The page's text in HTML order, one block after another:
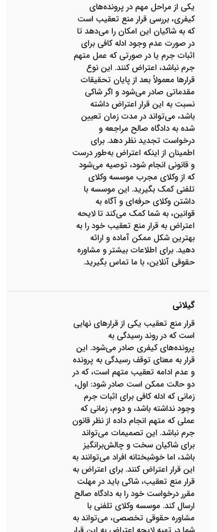
یکی از مراحل مهم در پرونده‌های
کیفری، بررسی قرار منع تعقیب است
که به شاکیان این امکان را می‌دهد تا
در صورت عدم وجود ادله کافی برای
اثبات جرم یا در صورتی که عمل متهم
جرم نباشد، اعتراض کنند. این نوع
قرارها معمولاً بعد از پایان تحقیقات
مقدماتی صادر می‌شود و اگر شاکی
نسبت به این قرار اعتراض داشته
باشد، می‌تواند در مدت زمان تعیین
شده به دادگاه صالح مراجعه و
درخواست تجدید نظر دهد. برای
اطمینان از اینکه اعتراض به‌طور درست
و قانونی انجام شود، توصیه می‌شود
که از وکلای مجرب موسسه وکلای
تلفنی کمک بگیرید. این موسسه با
داشتن وکلای حرفه‌ای و آگاه به
قوانین، به شما کمک می‌کند تا لایحه
اعتراض به قرار منع تعقیب خود را به
بهترین شکل ممکن آماده و ارائه
دهید. برای اطلاعات بیشتر و مشاوره
حقوقی آنلاین، با ما تماس بگیرید.
گیلانی
قرار منع تعقیب یکی از قرارهای نهایی
است که در روند رسیدگی به
پرونده‌های کیفری صادر می‌شود. این
قرار به معنای توقف رسیدگی به پرونده
و عدم ادامه تعقیب متهم است، که در
دو حالت ممکن است صادر شود: اول،
زمانی که ادله کافی برای اثبات جرم
وجود نداشته باشد، و دوم، زمانی که
عملی که متهم انجام داده از نظر قانون
جرم نباشد. این تصمیمات می‌تواند
برای شاکیان سخت و چالش‌برانگیز
باشد، اما خوشبختانه افراد می‌توانند به
این قرار اعتراض کنند. برای اعتراض به
قرار منع تعقیب، شاکی باید در مهلت
مقرر درخواست خود را به دادگاه صالح
ارسال کند. موسسه وکلای تلفنی با
مشاوره حقوقی تخصصی، می‌تواند به